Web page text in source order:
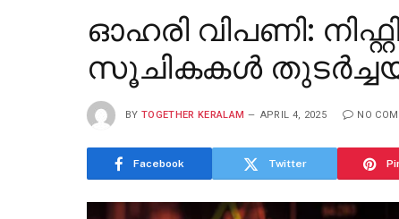
ഓഹരി വിപണി:
സൂചികകൾ
BY TOGETHER KERALAM APRIL 4, 2025 NO
Facebook Twitter